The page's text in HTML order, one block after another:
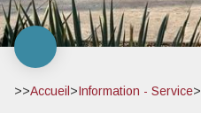
>>Accueil >Information - Service>